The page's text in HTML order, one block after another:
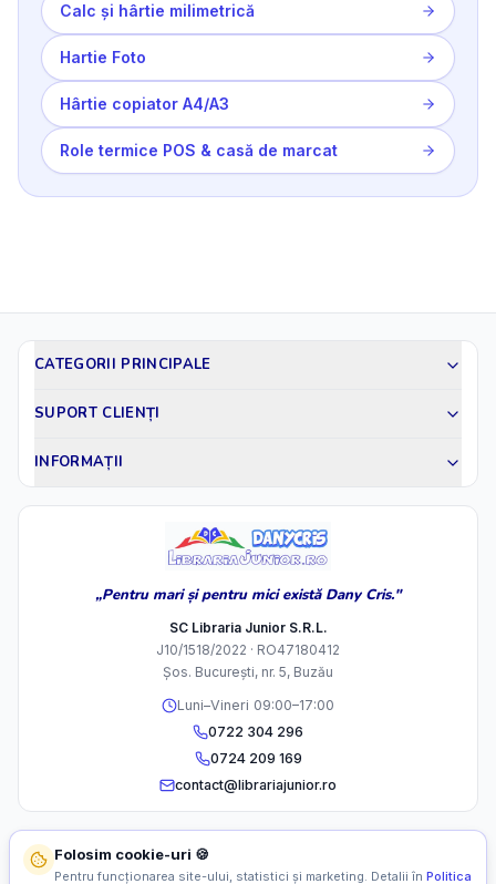
Calc și hârtie milimetrică
Hartie Foto
Hârtie copiator A4/A3
Role termice POS & casă de marcat
CATEGORII PRINCIPALE
SUPORT CLIENȚI
INFORMAȚII
„Pentru mari și pentru mici există Dany Cris."
SC Libraria Junior S.R.L.
J10/1518/2022 · RO47180412
Șos. București, nr. 5, Buzău
Luni–Vineri 09:00–17:00
0722 304 296
0724 209 169
contact@librariajunior.ro
Folosim cookie-uri 🍪
Pentru funcționarea site-ului, statistici și marketing. Detalii în Politica